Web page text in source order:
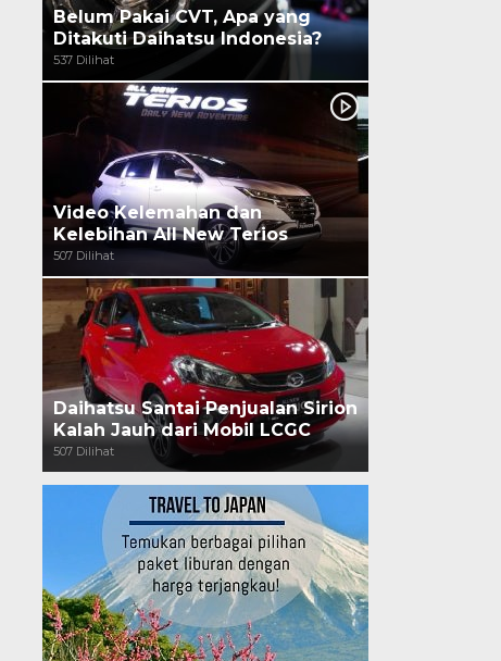
Belum Pakai CVT, Apa yang
Ditakuti Daihatsu Indonesia?
537 Dilihat
Video Kelemahan dan
Kelebihan All New Terios
507 Dilihat
Daihatsu Santai Penjualan Sirion
Kalah Jauh dari Mobil LCGC
507 Dilihat